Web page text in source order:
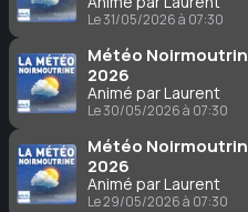
Le 31/05/2026 à 07:30
Météo
2026
Animé par Laurent
Le 30/05/2026 à 07:30
Météo
2026
Animé par Laurent
Le 29/05/2026 à 07:30